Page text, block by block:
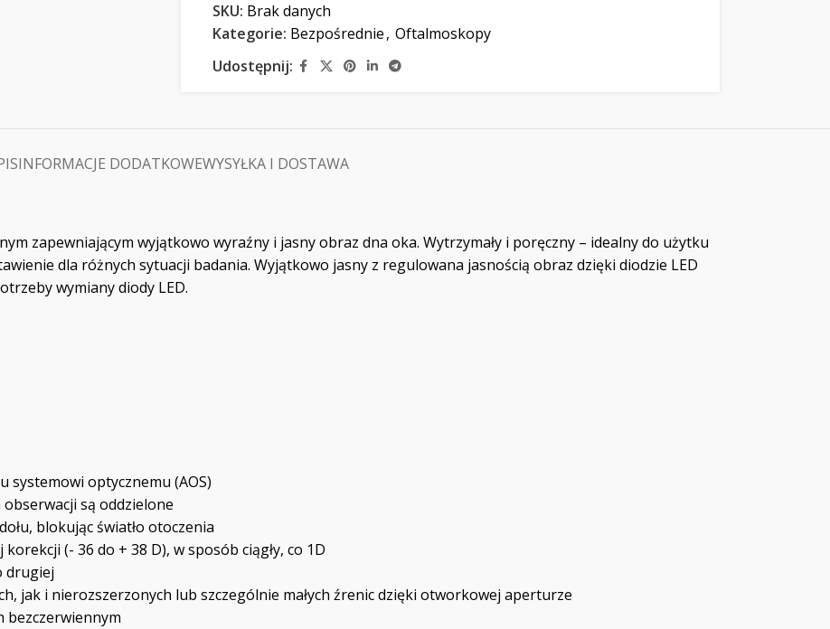
SKU: Brak danych
Kategorie: Bezpośrednie, Oftalmoskopy
Udostępnij:
INFORMACJE DODATKOWEWYSYŁKA I DOSTAWA
zapewniającym wyjątkowo wyraźny i jasny obraz dna oka. Wytrzymały i poręczny – idealny do użytku
dla różnych sytuacji badania. Wyjątkowo jasny z regulowana jasnością obraz dzięki diodzie LED
wymiany diody LED.
systemowi optycznemu (AOS)
są oddzielone
blokując światło otoczenia
(- 36 do + 38 D), w sposób ciągły, co 1D
drugiej
jak i nierozszerzonych lub szczególnie małych źrenic dzięki otworkowej aperturze
bezczerwiennym